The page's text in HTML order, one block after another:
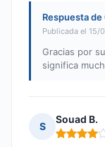
Respuesta de
Publicada el 15/
Gracias por
significa
S
Souad B.
Nota: 4 de